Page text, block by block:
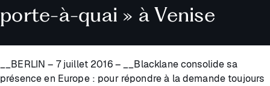
porte-à-quai » à Venise
__BERLIN – 7 juillet 2016 – __Blacklane consolide sa
présence en Europe : pour répondre à la demande toujours